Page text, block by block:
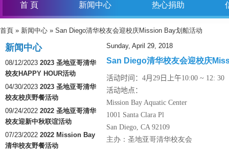
首 頁 新闻中心 热心捐助
You Are Here
首頁 » 新闻中心 » San Diego清华校友会迎校庆Mission Bay划船活动
新闻中心
08/12/2023 2023 圣地亚哥清华
校友HAPPY HOUR活动
04/30/2023 2023 圣地亚哥清华
校友校庆野餐活动
09/24/2022 2022 圣地亚哥清华
校友迎新中秋联谊活动
07/23/2022 2022 Mission Bay
清华校友野餐活动
Sunday, April 29, 2018
San Diego清华校友会迎校庆
活动时间： 4月 29 日上午10:00 ~ 12: 30
活动地点：
Mission Bay Aquatic Center
1001 Santa Clara Pl
San Diego, CA 92109
主办：圣地亚哥清华校友会